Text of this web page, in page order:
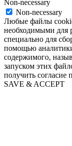
Non-necessary
Non-necessary
Любые файлы
необходимыми для
специально для
помощью
содержимого,
запуском этих
получить согласие
SAVE & ACCEPT